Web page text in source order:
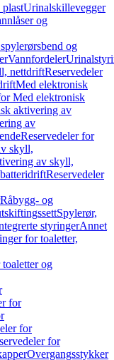
Urinalskillevegger
og
og
Vannfordeler
nettdriftReservedeler
Med elektronisk
Med elektronisk
aktivering av
av
Reservedeler for
skyll,
av skyll,
Reservedeler
Råbygg- og
Spylerør,
styringerAnnet
for toaletter,
og
for
for
for
Overgangsstykker